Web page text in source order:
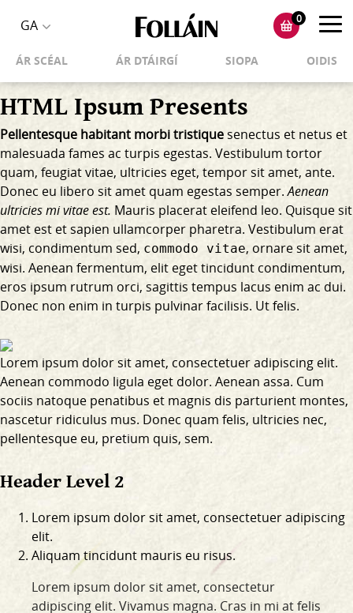
GA
language
selector
0
ÁR SCÉAL ÁR DTÁIRGÍ SIOPA OIDIS
HTML Ipsum Presents
Pellentesque habitant morbi tristiquesenectus et netus et
malesuada fames ac turpis egestas. Vestibulum tortor
quam, feugiat vitae, ultricies eget, tempor sit amet, ante.
Donec eu libero sit amet quam egestas semper.Aenean
ultricies mi vitae est. Mauris placerat eleifend leo. Quisque sit
amet est et sapien ullamcorper pharetra. Vestibulum erat
wisi, condimentum sed, commodo vitae, ornare sit amet,
wisi. Aenean fermentum, elit eget tincidunt condimentum,
eros ipsum rutrum orci, sagittis tempus lacus enim ac dui.
Donec non enim in turpis pulvinar facilisis. Ut felis.
Lorem ipsum dolor sit amet, consectetuer adipiscing elit.
Aenean commodo ligula eget dolor. Aenean assa. Cum
sociis natoque penatibus et magnis dis parturient montes,
nascetur ridiculus mus. Donec quam felis, ultricies nec,
pellentesque eu, pretium quis, sem.
Header Level 2
Lorem ipsum dolor sit amet, consectetuer adipiscing
elit.
Aliquam tincidunt mauris eu risus.
Lorem ipsum dolor sit amet, consectetur
adipiscing elit. Vivamus magna. Cras in mi at felis